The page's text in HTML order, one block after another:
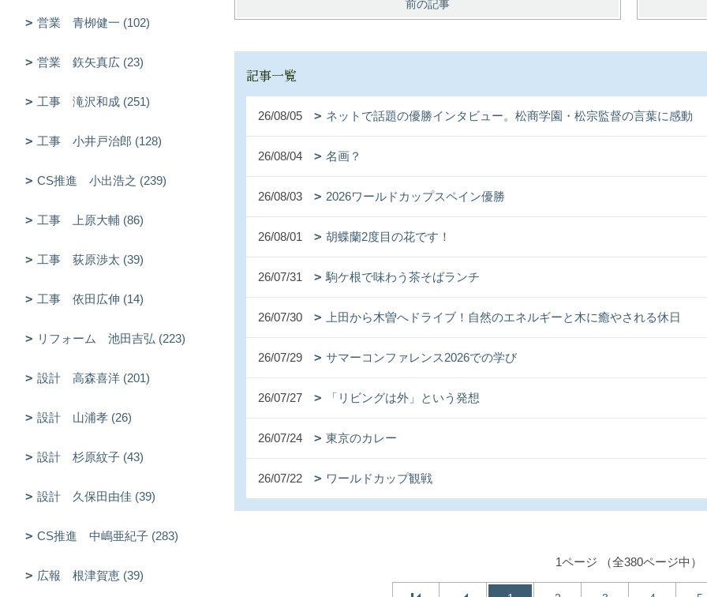
前の記事
記事一覧
26/08/05 ネットで話題の優勝インタビュー。松商学園・松宗監督の言葉に感動
26/08/04 名画？
26/08/03 2026ワールドカップスペイン優勝
26/08/01 胡蝶蘭2度目の花です！
26/07/31 駒ケ根で味わう茶そばランチ
26/07/30 上田から木曽へドライブ！自然のエネルギーと木に癒やされる休日
26/07/29 サマーコンファレンス2026での学び
26/07/27 「リビングは外」という発想
26/07/24 東京のカレー
26/07/22 ワールドカップ観戦
1ページ （全380ページ中）
営業 青栁健一 (102)
営業 鉃矢真広 (23)
工事 滝沢和成 (251)
工事 小井戸治郎 (128)
CS推進 小出浩之 (239)
工事 上原大輔 (86)
工事 荻原渉太 (39)
工事 依田広伸 (14)
リフォーム 池田吉弘 (223)
設計 高森喜洋 (201)
設計 山浦孝 (26)
設計 杉原紋子 (43)
設計 久保田由佳 (39)
CS推進 中嶋亜紀子 (283)
広報 根津賀恵 (39)